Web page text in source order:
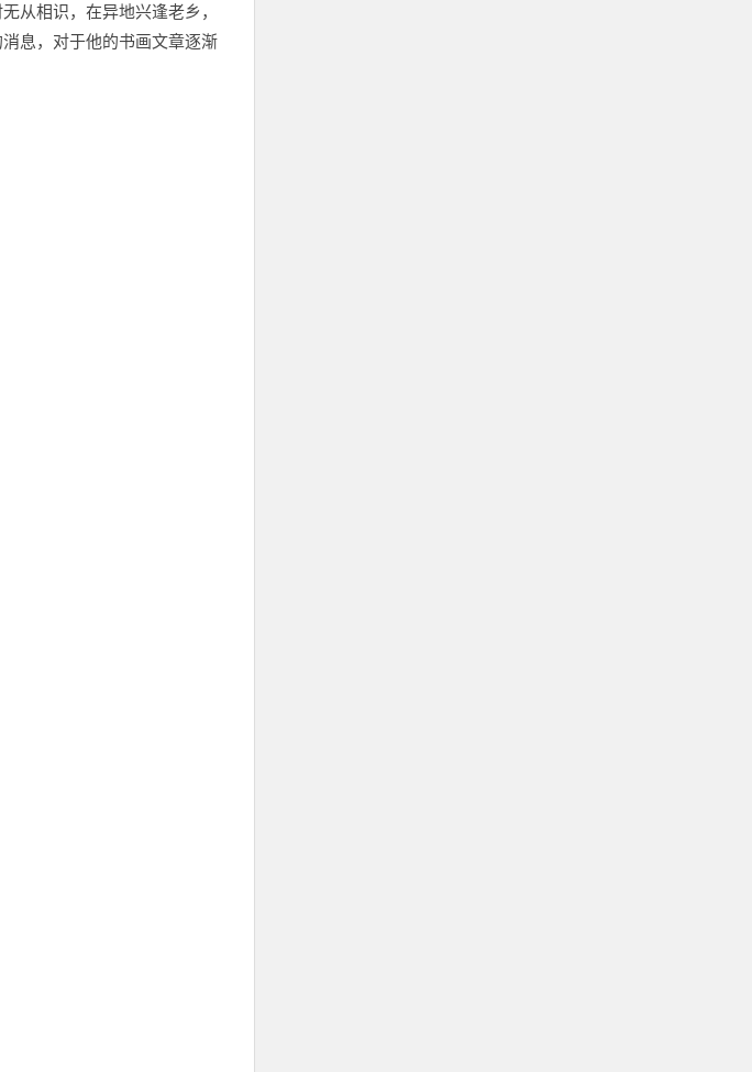
从相识，在异地兴逢老乡，
息，对于他的书画文章逐渐